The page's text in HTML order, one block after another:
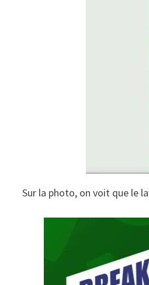
Sur la photo, on voit que le